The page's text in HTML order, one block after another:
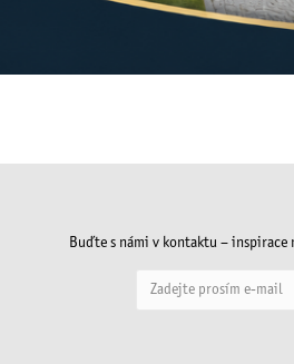
Buďte s námi v kontaktu –